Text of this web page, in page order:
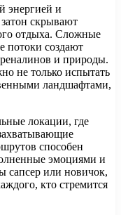
энергией и
скрывают
отдыха. Сложные
потоки создают
и природы.
не только испытать
ландшафтами,
локации, где
способен
эмоциями и
или новичок,
кто стремится